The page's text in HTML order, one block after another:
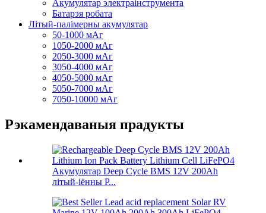
Акумулятар электраінструмента
Батарэя робата
Літый-палімерны акумулятар
50-1000 мАг
1050-2000 мАг
2050-3000 мАг
3050-4000 мАг
4050-5000 мАг
5050-7000 мАг
7050-10000 мАг
Рэкамендаваныя прадукты
Акумулятар Deep Cycle BMS 12V 200Ah
літый-іённы P...